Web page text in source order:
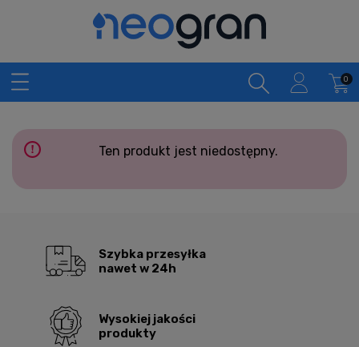
Ten produkt jest niedostępny.
Szybka przesyłka
nawet w 24h
Wysokiej jakości
produkty